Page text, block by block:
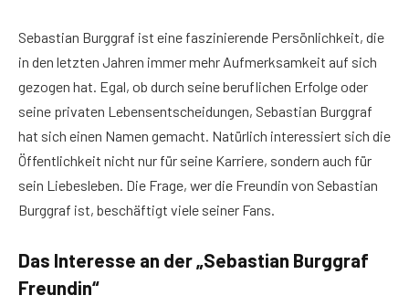
Sebastian Burggraf ist eine faszinierende Persönlichkeit, die
in den letzten Jahren immer mehr Aufmerksamkeit auf sich
gezogen hat. Egal, ob durch seine beruflichen Erfolge oder
seine privaten Lebensentscheidungen, Sebastian Burggraf
hat sich einen Namen gemacht. Natürlich interessiert sich die
Öffentlichkeit nicht nur für seine Karriere, sondern auch für
sein Liebesleben. Die Frage, wer die Freundin von Sebastian
Burggraf ist, beschäftigt viele seiner Fans.
Das Interesse an der „Sebastian Burggraf
Freundin“